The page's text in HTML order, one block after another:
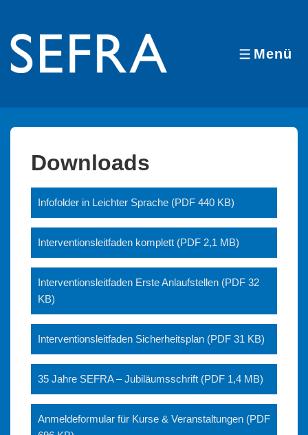
Inhalt
Menü
MENÜ
Downloads
Infofolder in Leichter Sprache (PDF 440 KB)
Interventionsleitfaden komplett (PDF 2,1 MB)
Interventionsleitfaden Erste Anlaufstellen (PDF 32
KB)
Interventionsleitfaden Sicherheitsplan (PDF 31 KB)
35 Jahre SEFRA – Jubiläumsschrift (PDF 1,4 MB)
Anmeldeformular für Kurse & Veranstaltungen (PDF